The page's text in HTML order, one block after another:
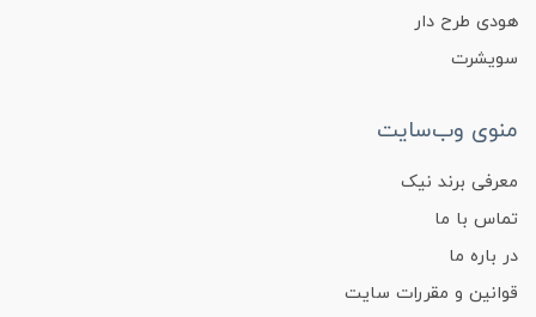
هودی طرح دار
سویشرت
منوی وب‌سایت
معرفی برند نیک
تماس با ما
در باره ما
قوانین و مقررات سایت